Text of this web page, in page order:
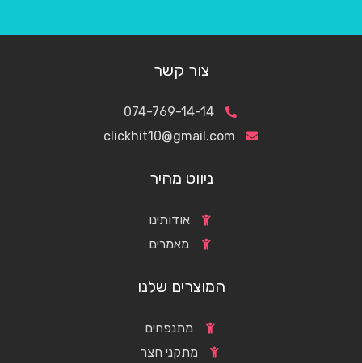
צור קשר
074-769-14-14
clickhit10@gmail.com
ניווט מהיר
אודותינו
מאמרים
המוצרים שלנו
מתנפחים
מתקני חצר